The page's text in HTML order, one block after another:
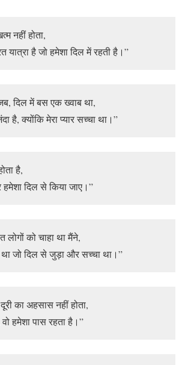
नहीं होता,
है जो हमेशा दिल में रहती है।”
दिल में बस एक ख्वाब था,
है, क्योंकि मेरा प्यार सच्चा था।”
है,
हमेशा दिल से किया जाए।”
को चाहा था मैंने,
था जो दिल से जुड़ा और सच्चा था।”
का अहसास नहीं होता,
हमेशा पास रहता है।”